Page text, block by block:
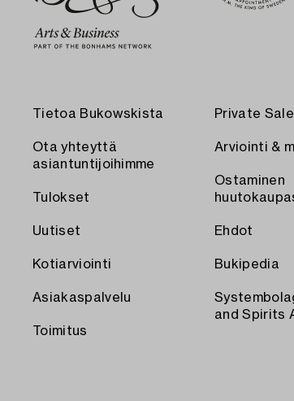
Tietoa Bukowskista
Ota yhteyttä
asiantuntijoihimme
Tulokset
Uutiset
Kotiarviointi
Asiakaspalvelu
Toimitus
Private
Arviointi &
Ostaminen
Ehdot
Bukipedia
and Spirits